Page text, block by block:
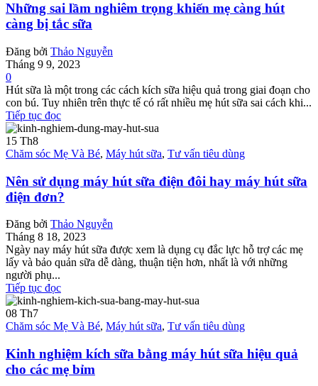
Những sai lầm nghiêm trọng khiến mẹ càng hút
càng bị tắc sữa
Đăng bởi Thảo Nguyễn
Tháng 9 9, 2023
0
Hút sữa là một trong các cách kích sữa hiệu quả trong giai đoạn cho
con bú. Tuy nhiên trên thực tế có rất nhiều mẹ hút sữa sai cách khi...
Tiếp tục đọc
15 Th8
Chăm sóc Mẹ Và Bé, Máy hút sữa, Tư vấn tiêu dùng
Nên sử dụng máy hút sữa điện đôi hay máy hút sữa
điện đơn?
Đăng bởi Thảo Nguyễn
Tháng 8 18, 2023
Ngày nay máy hút sữa được xem là dụng cụ đắc lực hỗ trợ các mẹ
lấy và bảo quản sữa dễ dàng, thuận tiện hơn, nhất là với những
người phụ...
Tiếp tục đọc
08 Th7
Chăm sóc Mẹ Và Bé, Máy hút sữa, Tư vấn tiêu dùng
Kinh nghiệm kích sữa bằng máy hút sữa hiệu quả
cho các mẹ bỉm